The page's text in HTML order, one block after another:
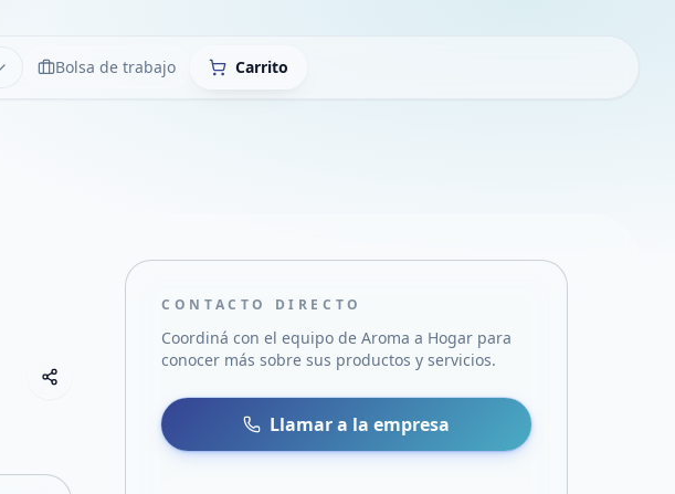
LimpiarBolsa de trabajo Carrito
Compartir empresa
Compartir por WhatsApp
Compartir por mail
CONTACTO DIRECTO
Coordiná con el equipo deAroma a Hogar para
conocer más sobre sus productos y servicios.
Llamar a la empresa